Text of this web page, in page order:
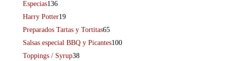
Especias136
Harry Potter19
Preparados Tartas y Tortitas65
Salsas especial BBQ y Picantes100
Toppings / Syrup38